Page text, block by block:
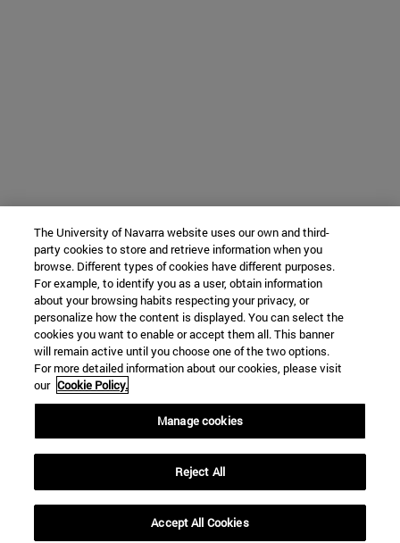
The University of Navarra website uses our own and third-
party cookies to store and retrieve information when you
browse. Different types of cookies have different purposes.
For example, to identify you as a user, obtain information
about your browsing habits respecting your privacy, or
personalize how the content is displayed. You can select the
cookies you want to enable or accept them all. This banner
will remain active until you choose one of the two options.
For more detailed information about our cookies, please visit
our Cookie Policy.
Manage cookies
Reject All
Accept All Cookies